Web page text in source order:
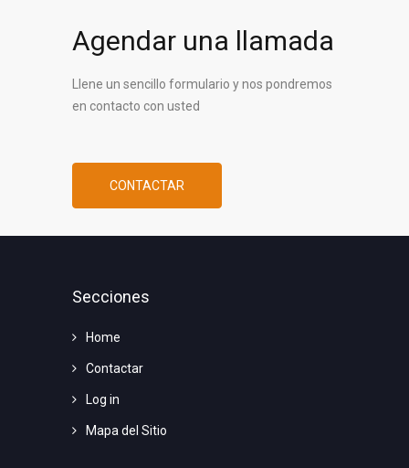
Agendar una llamada
Llene un sencillo formulario y nos pondremos
en contacto con usted
CONTACTAR
Secciones
Home
Contactar
Log in
Mapa del Sitio